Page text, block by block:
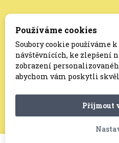
Bankovní spojení:
ID datové
© Základní škola T.
Vytvořilo
Používáme cookies
Soubory cookie používáme
návštěvnících, ke zlepšení
zobrazení
abychom vám poskytli
Přijmout